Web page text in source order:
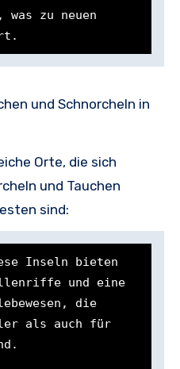
was zu neuen
und Schnorcheln in
Orte, die sich
und Tauchen
sind:
Inseln bieten
und eine
die
als auch für